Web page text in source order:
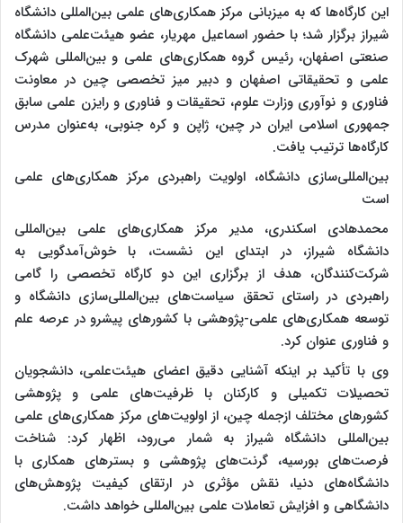
این کارگاه‌ها که به میزبانی مرکز همکاری‌های علمی بین‌المللی دانشگاه
شیراز برگزار شد؛ با حضور اسماعیل مهریار، عضو هیئت‌علمی دانشگاه
صنعتی اصفهان، رئیس گروه همکاری‌های علمی و بین‌المللی شهرک
علمی و تحقیقاتی اصفهان و دبیر میز تخصصی چین در معاونت
فناوری و نوآوری وزارت علوم، تحقیقات و فناوری و رایزن علمی سابق
جمهوری اسلامی ایران در چین، ژاپن و کره جنوبی، به‌عنوان مدرس
کارگاه‌ها ترتیب یافت.
بین‌المللی‌سازی دانشگاه، اولویت راهبردی مرکز همکاری‌های علمی
است
محمدهادی اسکندری، مدیر مرکز همکاری‌های علمی بین‌المللی
دانشگاه شیراز، در ابتدای این نشست، با خوش‌آمدگویی به
شرکت‌کنندگان، هدف از برگزاری این دو کارگاه تخصصی را گامی
راهبردی در راستای تحقق سیاست‌های بین‌المللی‌سازی دانشگاه و
توسعه همکاری‌های علمی-پژوهشی با کشورهای پیشرو در عرصه علم
و فناوری عنوان کرد.
وی با تأکید بر اینکه آشنایی دقیق اعضای هیئت‌علمی، دانشجویان
تحصیلات تکمیلی و کارکنان با ظرفیت‌های علمی و پژوهشی
کشور‌های مختلف ازجمله چین، از اولویت‌های مرکز همکاری‌های علمی
بین‌المللی دانشگاه شیراز به شمار می‌رود، اظهار کرد: شناخت
فرصت‌های بورسیه، گرنت‌های پژوهشی و بسترهای همکاری با
دانشگاه‌های دنیا، نقش مؤثری در ارتقای کیفیت پژوهش‌های
دانشگاهی و افزایش تعاملات علمی بین‌المللی خواهد داشت.